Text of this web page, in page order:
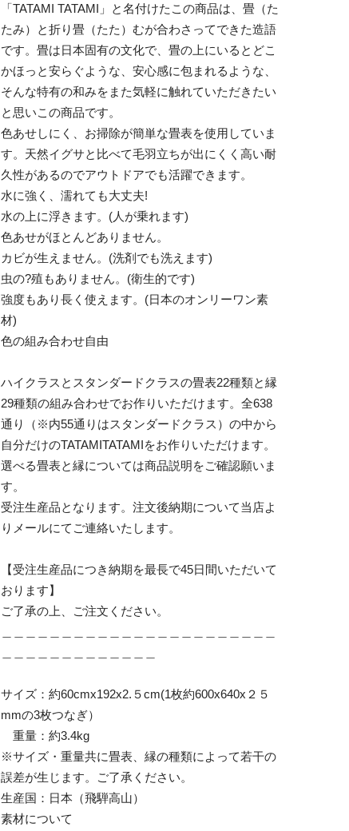
「TATAMI TATAMI」と名付けたこの商品は、畳（た
たみ）と折り畳（たた）むが合わさってできた造語
です。畳は日本固有の文化で、畳の上にいるとどこ
かほっと安らぐような、安心感に包まれるような、
そんな特有の和みをまた気軽に触れていただきたい
と思いこの商品です。
色あせしにく、お掃除が簡単な畳表を使用していま
す。天然イグサと比べて毛羽立ちが出にくく高い耐
久性があるのでアウトドアでも活躍できます。
水に強く、濡れても大丈夫!
水の上に浮きます。(人が乗れます)
色あせがほとんどありません。
カビが生えません。(洗剤でも洗えます)
虫の?殖もありません。(衛生的です)
強度もあり長く使えます。(日本のオンリーワン素
材)
色の組み合わせ自由
ハイクラスとスタンダードクラスの畳表22種類と縁
29種類の組み合わせでお作りいただけます。全638
通り（※内55通りはスタンダードクラス）の中から
自分だけのTATAMITATAMIをお作りいただけます。
選べる畳表と縁については商品説明をご確認願いま
す。
受注生産品となります。注文後納期について当店よ
りメールにてご連絡いたします。
【受注生産品につき納期を最長で45日間いただいて
おります】
ご了承の上、ご注文ください。
サイズ：約60cmx192x2.５cm(1枚約600x640x２５
mmの3枚つなぎ）
重量：約3.4kg
※サイズ・重量共に畳表、縁の種類によって若干の
誤差が生じます。ご了承ください。
生産国：日本（飛騨高山）
素材について